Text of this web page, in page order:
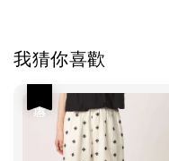
我猜你喜歡